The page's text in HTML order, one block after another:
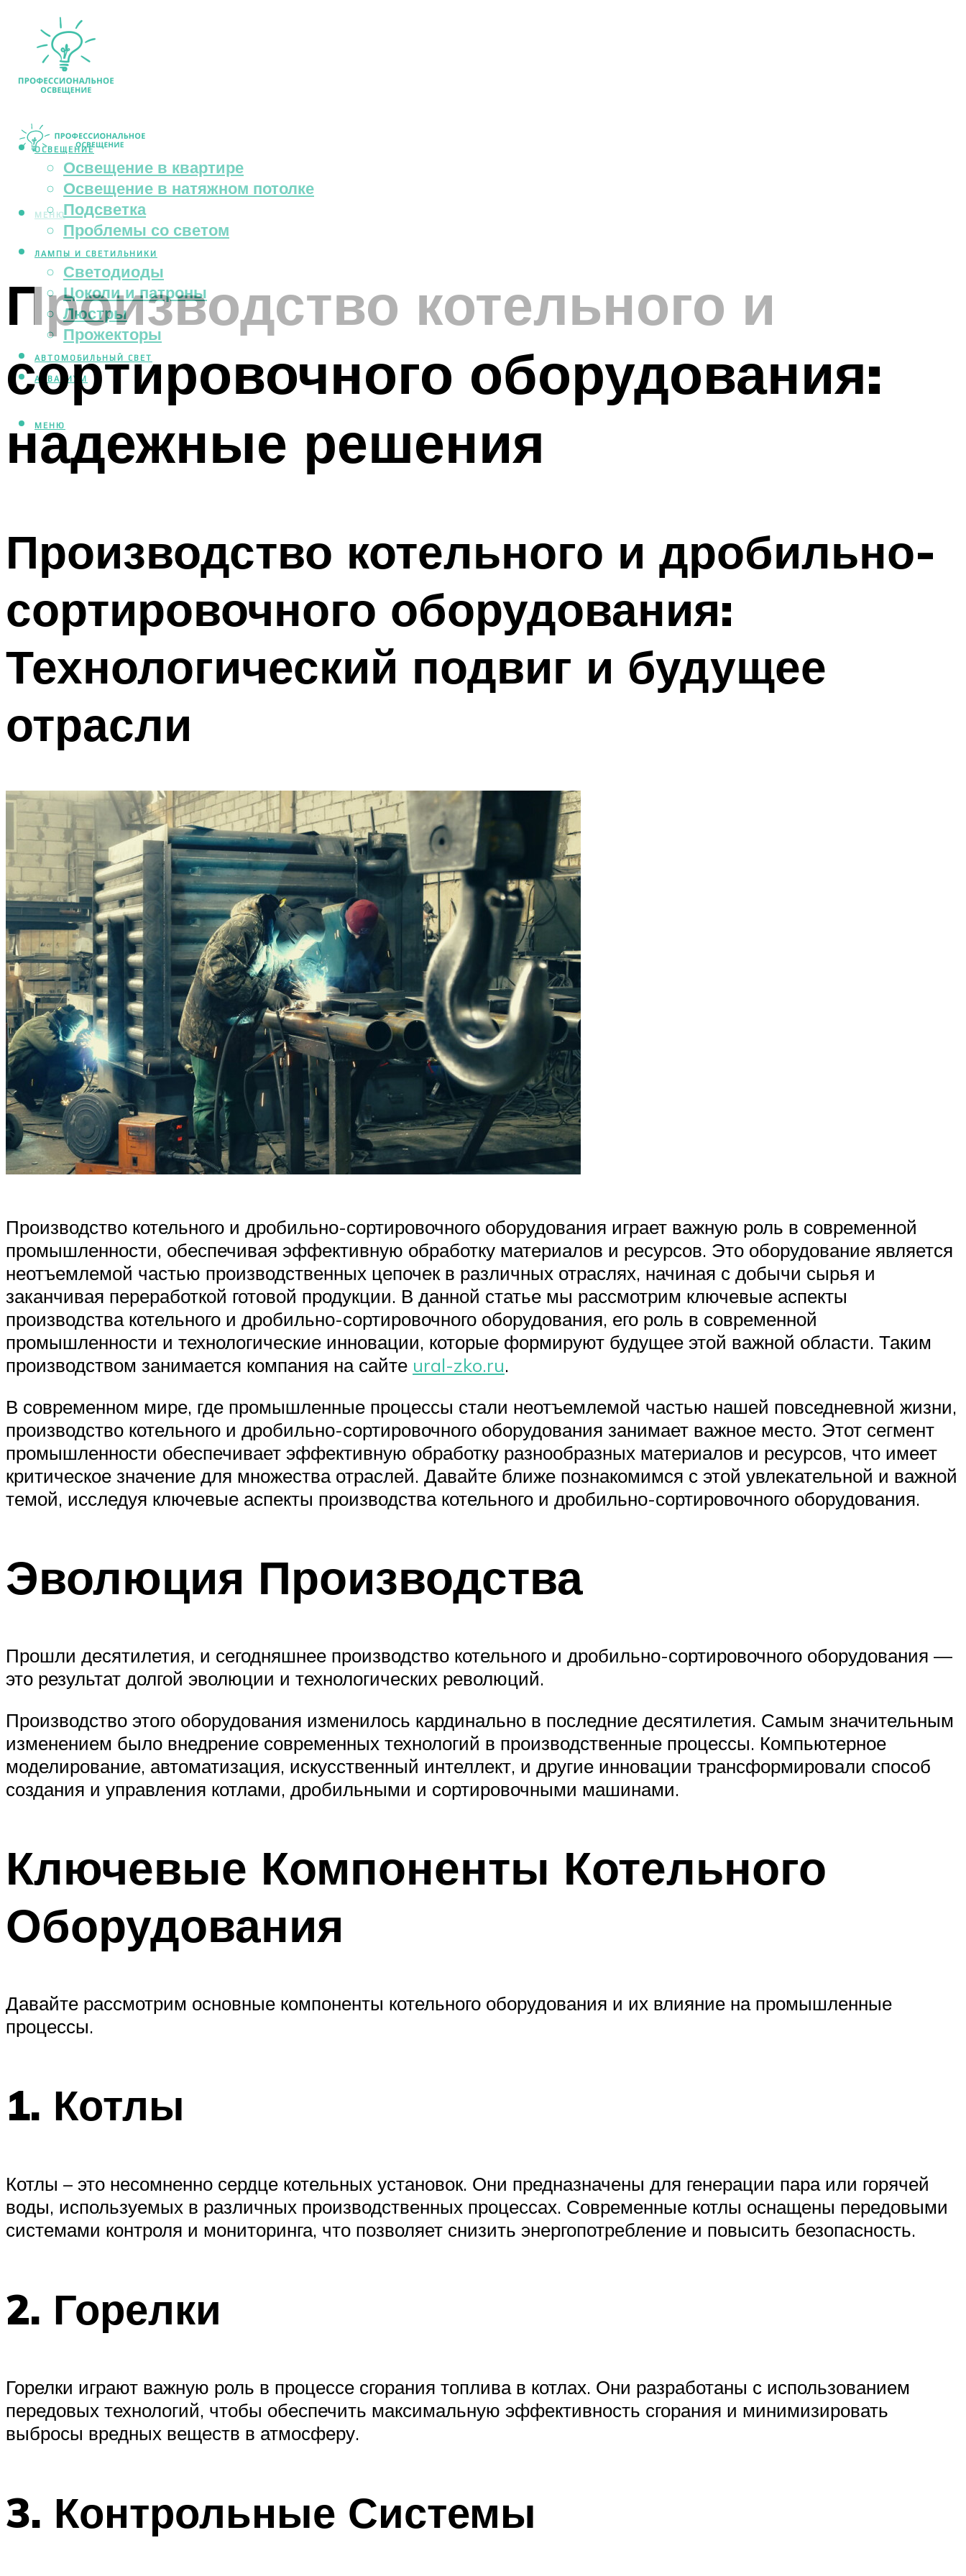
ОСВЕЩЕНИЕ
Освещение в квартире
Освещение в натяжном потолке
Подсветка
Проблемы со светом
ЛАМПЫ И СВЕТИЛЬНИКИ
Светодиоды
Цоколи и патроны
Люстры
Прожекторы
АВТОМОБИЛЬНЫЙ СВЕТ
АКВАРИУМ
МЕНЮ
МЕНЮ
Производство котельного и
сортировочного оборудования:
надежные решения
Производство котельного и дробильно-
сортировочного оборудования:
Технологический подвиг и будущее
отрасли
Производство котельного и дробильно-сортировочного оборудования играет важную роль в современной
промышленности, обеспечивая эффективную обработку материалов и ресурсов. Это оборудование является
неотъемлемой частью производственных цепочек в различных отраслях, начиная с добычи сырья и
заканчивая переработкой готовой продукции. В данной статье мы рассмотрим ключевые аспекты
производства котельного и дробильно-сортировочного оборудования, его роль в современной
промышленности и технологические инновации, которые формируют будущее этой важной области. Таким
производством занимается компания на сайте ural-zko.ru.
В современном мире, где промышленные процессы стали неотъемлемой частью нашей повседневной жизни,
производство котельного и дробильно-сортировочного оборудования занимает важное место. Этот сегмент
промышленности обеспечивает эффективную обработку разнообразных материалов и ресурсов, что имеет
критическое значение для множества отраслей. Давайте ближе познакомимся с этой увлекательной и важной
темой, исследуя ключевые аспекты производства котельного и дробильно-сортировочного оборудования.
Эволюция Производства
Прошли десятилетия, и сегодняшнее производство котельного и дробильно-сортировочного оборудования —
это результат долгой эволюции и технологических революций.
Производство этого оборудования изменилось кардинально в последние десятилетия. Самым значительным
изменением было внедрение современных технологий в производственные процессы. Компьютерное
моделирование, автоматизация, искусственный интеллект, и другие инновации трансформировали способ
создания и управления котлами, дробильными и сортировочными машинами.
Ключевые Компоненты Котельного
Оборудования
Давайте рассмотрим основные компоненты котельного оборудования и их влияние на промышленные
процессы.
1. Котлы
Котлы – это несомненно сердце котельных установок. Они предназначены для генерации пара или горячей
воды, используемых в различных производственных процессах. Современные котлы оснащены передовыми
системами контроля и мониторинга, что позволяет снизить энергопотребление и повысить безопасность.
2. Горелки
Горелки играют важную роль в процессе сгорания топлива в котлах. Они разработаны с использованием
передовых технологий, чтобы обеспечить максимальную эффективность сгорания и минимизировать
выбросы вредных веществ в атмосферу.
3. Контрольные Системы